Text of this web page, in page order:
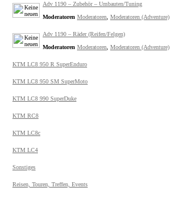
Adv 1190 – Zubehör – Umbauten/Tuning
Moderatoren Moderatoren Moderatoren (Adventure)
Adv 1190 – Räder (Reifen/Felgen)
Moderatoren Moderatoren Moderatoren (Adventure)
KTM LC8 950 R SuperEnduro
KTM LC8 950 SM SuperMoto
KTM LC8 990 SuperDuke
KTM RC8
KTM LC8c
KTM LC4
Sonstiges
Reisen, Touren, Treffen, Events